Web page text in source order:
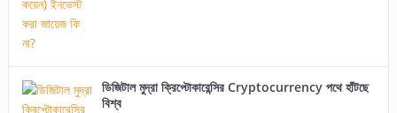
ডিজিটাল মুদ্রা ক্রিপ্টোকারেন্সির Cryptocurrency পথে হাঁটছে
বিশ্ব